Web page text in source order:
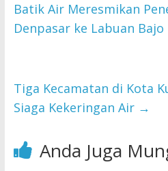
Batik Air Meresmikan
Denpasar ke Labuan Bajo
Tiga Kecamatan di Kota
Siaga Kekeringan Air →
Anda Juga